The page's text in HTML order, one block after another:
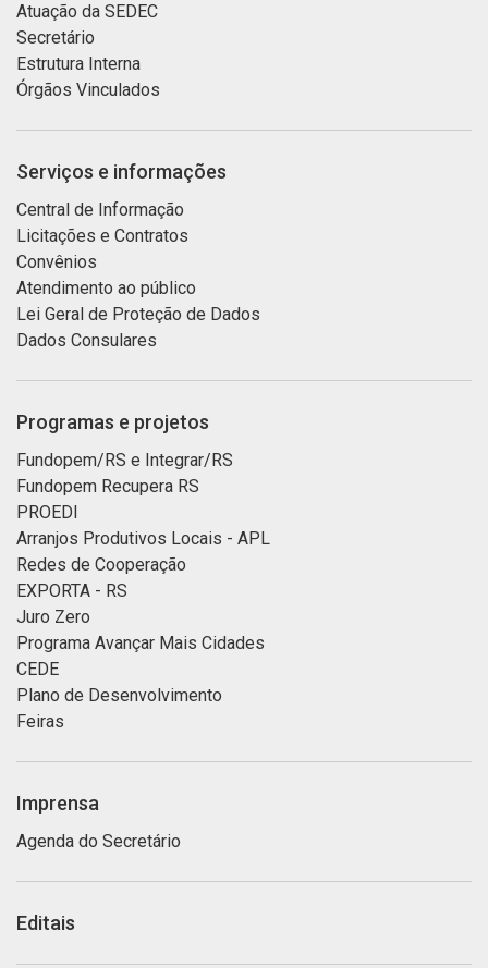
Atuação da SEDEC
Secretário
Estrutura Interna
Órgãos Vinculados
Serviços e informações
Central de Informação
Licitações e Contratos
Convênios
Atendimento ao público
Lei Geral de Proteção de Dados
Dados Consulares
Programas e projetos
Fundopem/RS e Integrar/RS
Fundopem Recupera RS
PROEDI
Arranjos Produtivos Locais - APL
Redes de Cooperação
EXPORTA - RS
Juro Zero
Programa Avançar Mais Cidades
CEDE
Plano de Desenvolvimento
Feiras
Imprensa
Agenda do Secretário
Editais